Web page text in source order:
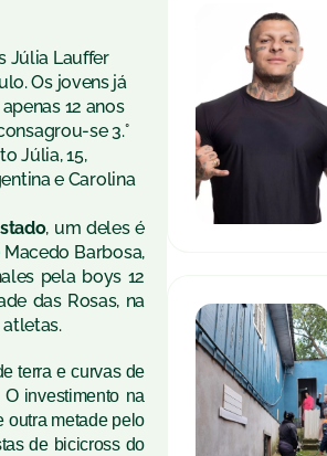
Júlia Lauffer
Os jovens já
12 anos
se 3.°
Júlia, 15,
e Carolina
, um deles é
Barbosa,
pela boys 12
das Rosas, na
terra e curvas de
O investimento na
outra metade pelo
sde bicicrossdo